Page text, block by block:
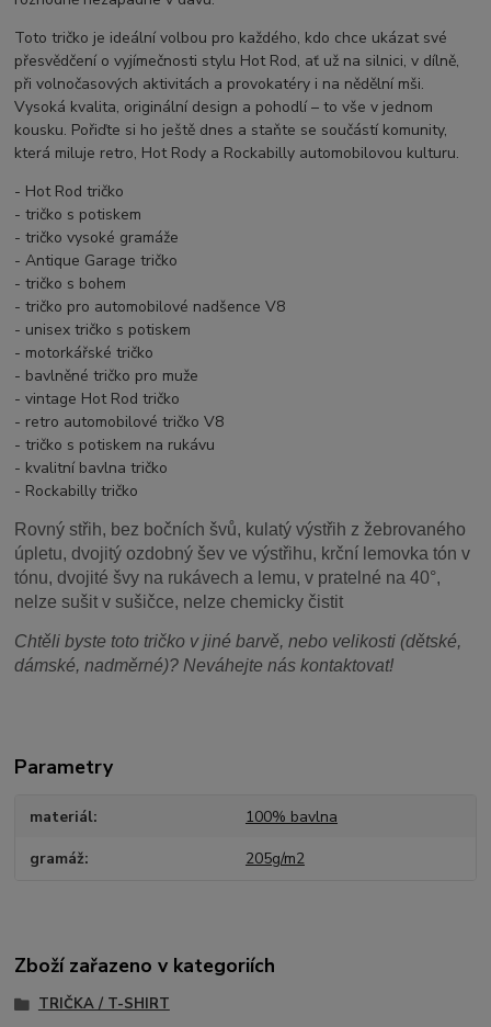
Toto tričko je ideální volbou pro každého, kdo chce ukázat své
přesvědčení o vyjímečnosti stylu Hot Rod, ať už na silnici, v dílně,
při volnočasových aktivitách a provokatéry i na nědělní mši.
Vysoká kvalita, originální design a pohodlí – to vše v jednom
kousku. Pořiďte si ho ještě dnes a staňte se součástí komunity,
která miluje retro, Hot Rody a Rockabilly automobilovou kulturu.
- Hot Rod tričko
- tričko s potiskem
- tričko vysoké gramáže
- Antique Garage tričko
- tričko s bohem
- tričko pro automobilové nadšence V8
- unisex tričko s potiskem
- motorkářské tričko
- bavlněné tričko pro muže
- vintage Hot Rod tričko
- retro automobilové tričko V8
- tričko s potiskem na rukávu
- kvalitní bavlna tričko
- Rockabilly tričko
Rovný střih, bez bočních švů, kulatý výstřih z žebrovaného
úpletu, dvojitý ozdobný šev ve výstřihu, krční lemovka tón v
tónu, dvojité švy na rukávech a lemu, v pratelné na 40°,
nelze sušit v sušičce, nelze chemicky čistit
Chtěli byste toto tričko v jiné barvě, nebo velikosti (dětské,
dámské, nadměrné)? Neváhejte nás kontaktovat!
Parametry
materiál 100% bavlna
gramáž 205g/m2
Zboží zařazeno v kategoriích
TRIČKA / T-SHIRT